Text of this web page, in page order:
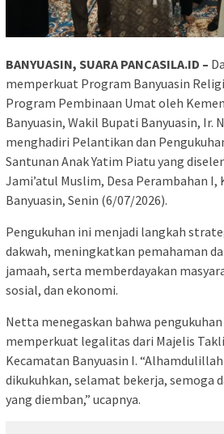
BANYUASIN, SUARA PANCASILA.ID –
memperkuat Program Banyuasin
Program Pembinaan Umat oleh
Banyuasin, Wakil Bupati Banyuasin, Ir.
menghadiri Pelantikan dan
Santunan Anak Yatim Piatu yang
Jami’atul Muslim, Desa Perambahan I,
Banyuasin, Senin (6/07/2026).
Pengukuhan ini menjadi langkah
dakwah, meningkatkan pemahaman
jamaah, serta memberdayakan
sosial, dan ekonomi.
Netta menegaskan bahwa
memperkuat legalitas dari Majelis
Kecamatan Banyuasin I.
dikukuhkan, selamat bekerja, semoga
yang diemban,” ucapnya.